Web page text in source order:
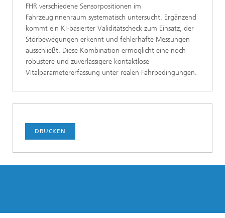
FHR verschiedene Sensorpositionen im
Fahrzeuginnenraum systematisch untersucht. Ergänzend
kommt ein KI-basierter Validitätscheck zum Einsatz, der
Störbewegungen erkennt und fehlerhafte Messungen
ausschließt. Diese Kombination ermöglicht eine noch
robustere und zuverlässigere kontaktlose
Vitalparametererfassung unter realen Fahrbedingungen.
DRUCKEN